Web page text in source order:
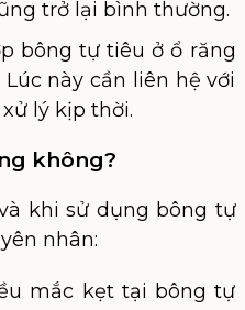
trở lại bình thường.
bông tự tiêu ở ổ răng
này cần liên hệ với
lý kịp thời.
không?
khi sử dụng bông tự
nhân:
mắc kẹt tại bông tự